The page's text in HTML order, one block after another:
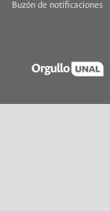
Buzón de notificaciones